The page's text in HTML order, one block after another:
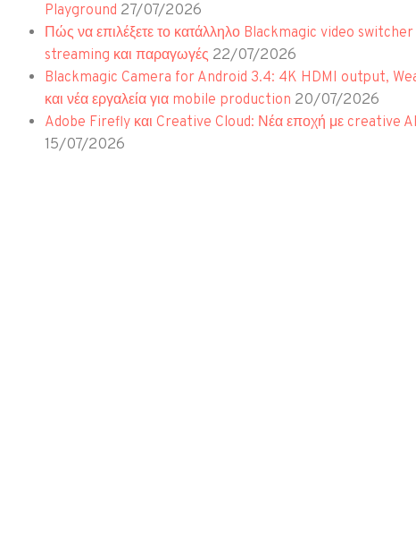
Playground 27/07/2026
Πώς να επιλέξετε το κατάλληλο Blackmagic video switcher
streaming και παραγωγές 22/07/2026
Blackmagic Camera for Android 3.4: 4K HDMI output,
και νέα εργαλεία για mobile production 20/07/2026
Adobe Firefly και Creative Cloud: Νέα εποχή με creative
15/07/2026